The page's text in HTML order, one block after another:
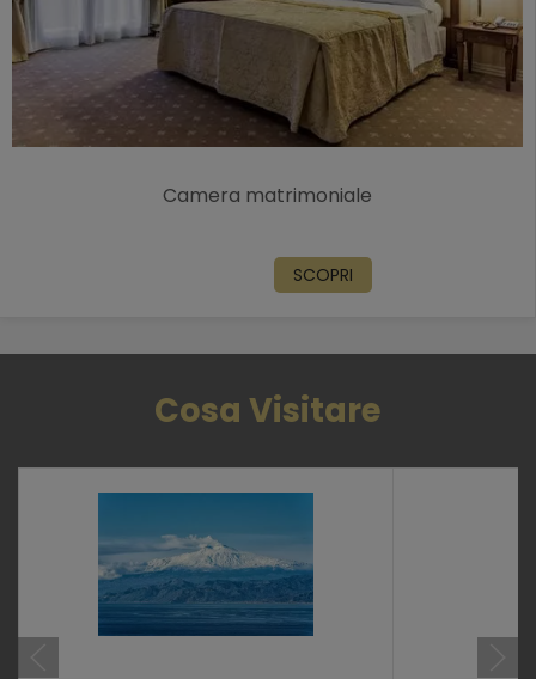
Camera matrimoniale
SCOPRI
Cosa Visitare